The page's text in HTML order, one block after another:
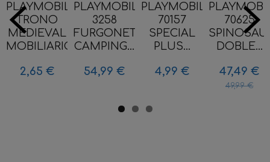
PLAYMOBIL
TRONO
MEDIEVAL
MOBILIARIO
2,65 €
PLAYMOBIL
3258
FURGONETA
CAMPING...
54,99 €
PLAYMOBIL
70157
SPECIAL
PLUS...
4,99 €
70625
DOBLE...
47,49 €
49,99 €